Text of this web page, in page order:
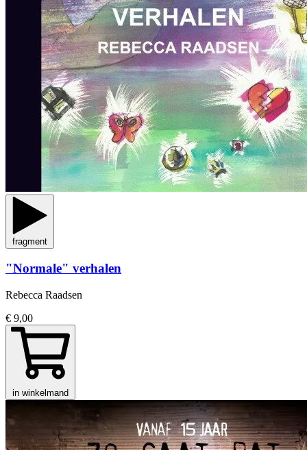
fragment
"Normale" verhalen
Rebecca Raadsen
€ 9,00
in winkelmand